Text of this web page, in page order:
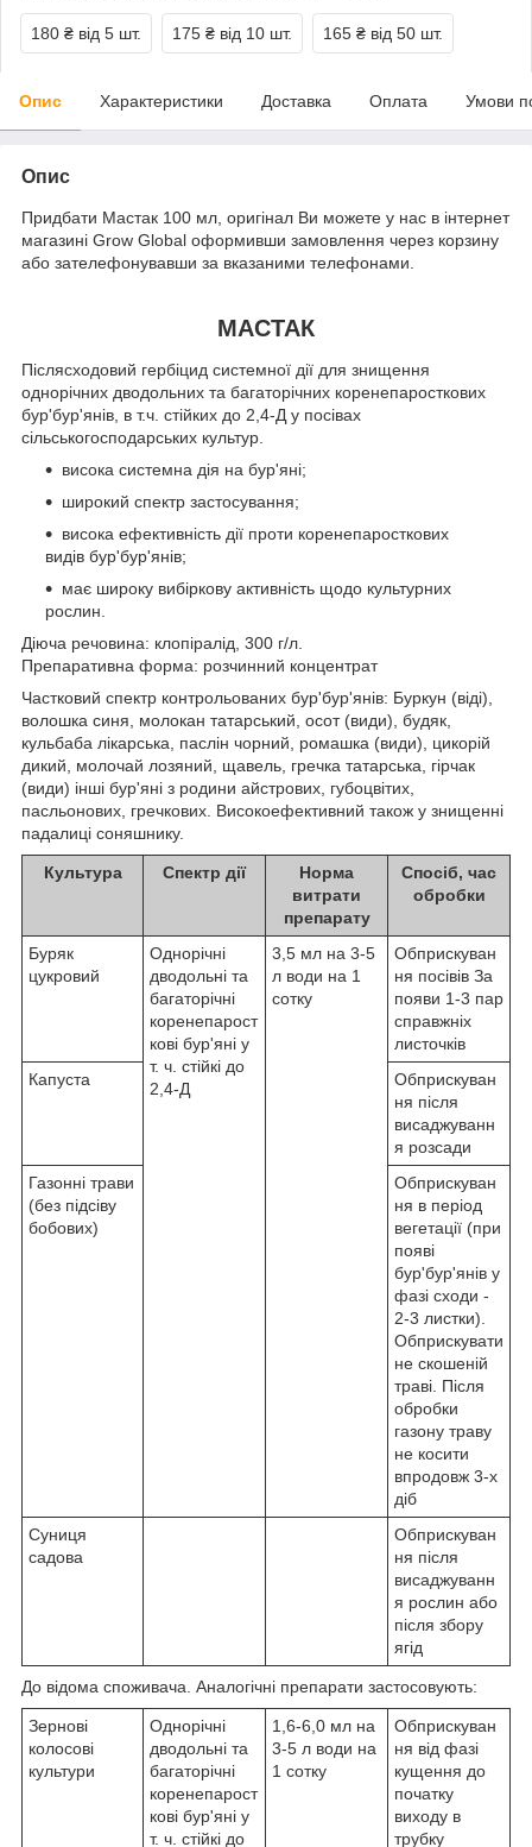
180 ₴ від 5 шт. 175 ₴ від 10 шт. 165 ₴ від 50 шт.
Опис Характеристики Доставка Оплата Умови
Опис
Придбати Мастак 100 мл, оригінал Ви можете у нас в інтернет
магазині Grow Global оформивши замовлення через корзину
або зателефонувавши за вказаними телефонами.
МАСТАК
Післясходовий гербіцид системної дії для знищення
однорічних дводольних та багаторічних коренепаросткових
бур'бур'янів, в т.ч. стійких до 2,4-Д у посівах
сільськогосподарських культур.
висока системна дія на бур'яні;
широкий спектр застосування;
висока ефективність дії проти коренепаросткових
видів бур'бур'янів;
має широку вибіркову активність щодо культурних
рослин.
Діюча речовина: клопіралід, 300 г/л.
Препаративна форма: розчинний концентрат
Частковий спектр контрольованих бур'бур'янів: Буркун (віді),
волошка синя, молокан татарський, осот (види), будяк,
кульбаба лікарська, паслін чорний, ромашка (види), цикорій
дикий, молочай лозяний, щавель, гречка татарська, гірчак
(види) інші бур'яні з родини айстрових, губоцвітих,
пасльонових, гречкових. Високоефективний також у знищенні
падалиці соняшнику.
Культура Спектр дії
Норма
витрати
препарату
Спосіб, час
обробки
Буряк
цукровий
Однорічні
дводольні та
багаторічні
коренепарост
кові бур'яні у
т. ч. стійкі до
2,4-Д
3,5 мл на 3-5
л води на 1
сотку
Обприскуван
ня посівів За
появи 1-3 пар
справжніх
листочків
Капуста
Обприскуван
ня після
висаджуванн
я розсади
Газонні трави
(без підсіву
бобових)
Обприскуван
ня в період
вегетації (при
появі
бур'бур'янів у
фазі сходи -
2-3 листки).
Обприскувати
не скошеній
траві. Після
обробки
газону траву
не косити
впродовж 3-х
діб
Суниця
садова
Обприскуван
ня після
висаджуванн
я рослин або
після збору
ягід
До відома споживача. Аналогічні препарати застосовують:
Зернові
колосові
культури
Однорічні
дводольні та
багаторічні
коренепарост
кові бур'яні у
т. ч. стійкі до
1,6-6,0 мл на
3-5 л води на
1 сотку
Обприскуван
ня від фазі
кущення до
початку
виходу в
трубку